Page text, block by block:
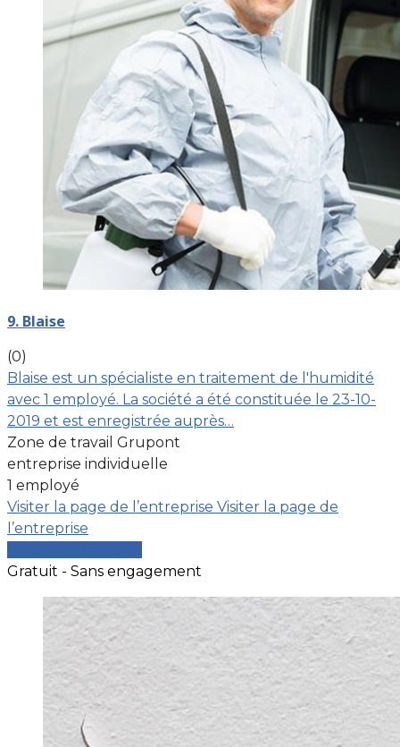
9. Blaise
(0)
Blaise est un spécialiste en traitement de l'humidité
avec 1 employé. La société a été constituée le 23-10-
2019 et est enregistrée auprès…
Zone de travail Grupont
entreprise individuelle
1 employé
Visiter la page de l’entreprise Visiter la page de
l’entreprise
Gratuit - Sans engagement